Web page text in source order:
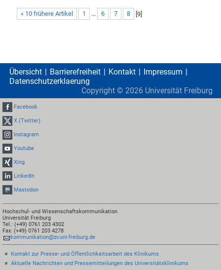
« 10 frühere Artikel 1 ... 6 7 8 [9]
Übersicht Barrierefreiheit Kontakt
Impressum
Datenschutzerklaerung
Copyright © 2026 Universität Freiburg
Facebook
X (Twitter)
Instagram
Youtube
Xing
LinkedIn
Mastodon
Hochschul- und Wissenschaftskommunikation
Universität Freiburg
Tel.: (+49) 0761 203 4302
Fax: (+49) 0761 203 4278
kommunikation@zv.uni-freiburg.de
Kontakt zur Presse- und Öffentlichkeitsarbeit des Klinikums
Aktuelle Nachrichten und Pressemitteilungen des Universitätsklinikums